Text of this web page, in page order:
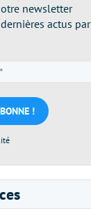
newsletter
actus par
e-
mail
*